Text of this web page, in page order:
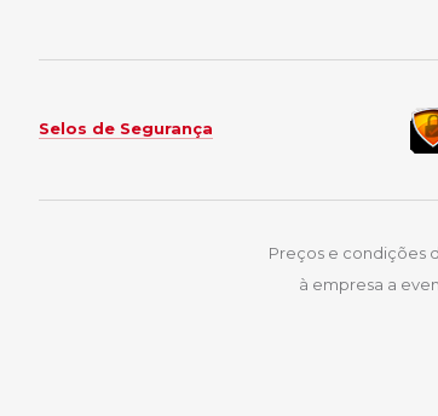
Selos de Segurança
Preços e condições
à empresa a